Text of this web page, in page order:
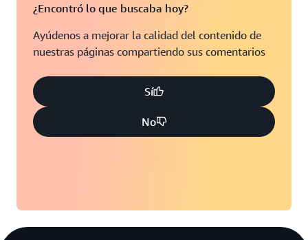
¿Encontró lo que buscaba hoy?
Ayúdenos a mejorar la calidad del contenido de
nuestras páginas compartiendo sus comentarios
Sí
No